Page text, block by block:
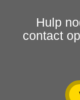
Hulp
contact